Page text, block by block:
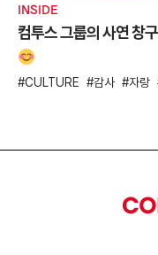
INSIDE
컴투스 그룹의 사연 창
CULTURE 감사 자랑